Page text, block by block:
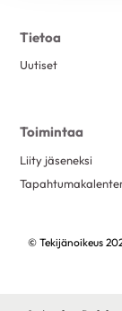
Tietoa
Uutiset
Toimintaa
Liity jäseneksi
© Tekijänoikeus